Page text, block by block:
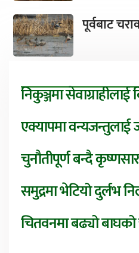
पूर्वबाट
निकुञ्जमा सेवाग्राहीलाई
एक्यापमा वन्यजन्तुलाई
चुनौतीपूर्ण बन्दै
समुद्रमा भेटियो दुर्लभ
चितवनमा बढ्यो